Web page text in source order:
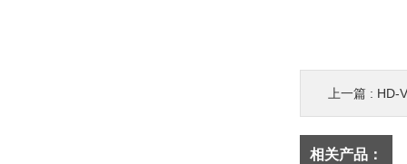
上一篇 : HD-
相关产品：